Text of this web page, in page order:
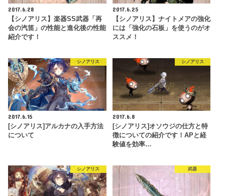
2017.6.28
【シノアリス】楽器SS武器「再
会の汽笛」の性能と進化後の性能
紹介です！
2017.6.25
【シノアリス】ナイトメアの強化
には「強化の石板」を使うのがオ
ススメ！
シノアリス
2017.6.15
[シノアリス]アルカナの入手方法
について
シノアリス
2017.6.8
[シノアリス]オソウジの仕方と特
徴についての紹介です！APと経
験値を効率…
シノアリス 武器